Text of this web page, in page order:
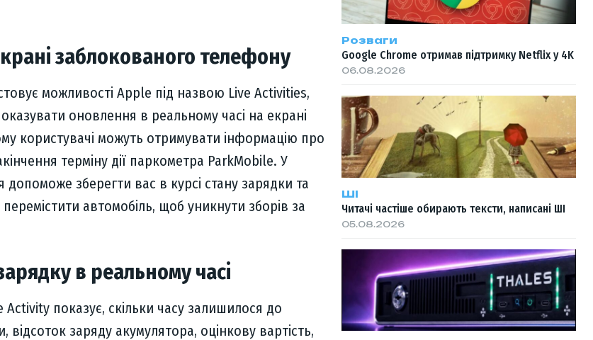
заблокованого телефону
можливості Apple під назвою Live Activities,
оновлення в реальному часі на екрані
користувачі можуть отримувати інформацію про
терміну дії паркометра ParkMobile. У
допоможе зберегти вас в курсі стану зарядки та
перемістити автомобіль, щоб уникнути зборів за
в реальному часі
показує, скільки часу залишилося до
відсоток заряду акумулятора, оцінкову вартість,
Розваги
Google Chrome отримав підтримку Netflix у 4K
06.08.2026
ШІ
Читачі частіше обирають тексти, написані ШІ
05.08.2026